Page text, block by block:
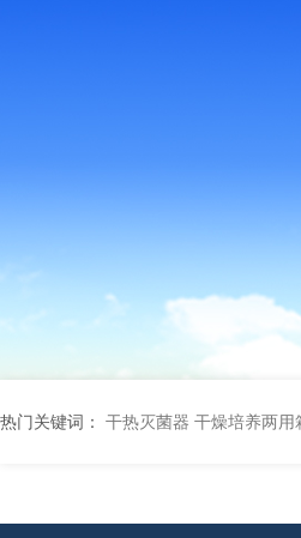
热门关键词： 干热灭菌器 干燥培养两用